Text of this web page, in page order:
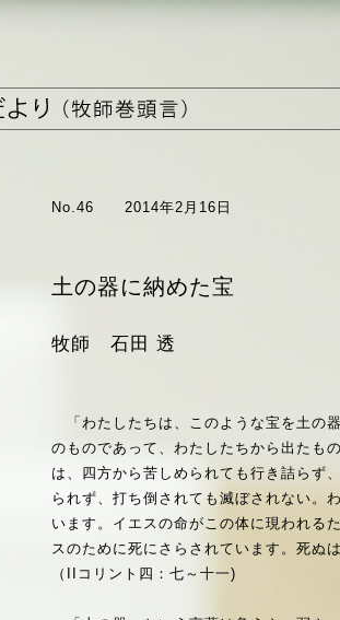
No.46 2014年2月16日
土の器に納めた宝
牧師 石田 透
「わたしたちは、このような宝を土の
のものであって、わたしたちから出たも
は、四方から苦しめられても行き詰らず
られず、打ち倒されても滅ぼされない。
います。イエスの命がこの体に現われる
スのために死にさらされています。死ぬ
（IIコリント四：七～十一)